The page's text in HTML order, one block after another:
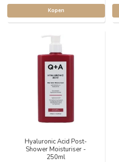
Kopen
Hyaluronic Acid Post-
Shower Moisturiser -
250ml